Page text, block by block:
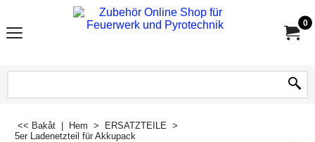
0
<< Bakåt Hem > ERSATZTEILE >
5er Ladenetzteil für Akkupack